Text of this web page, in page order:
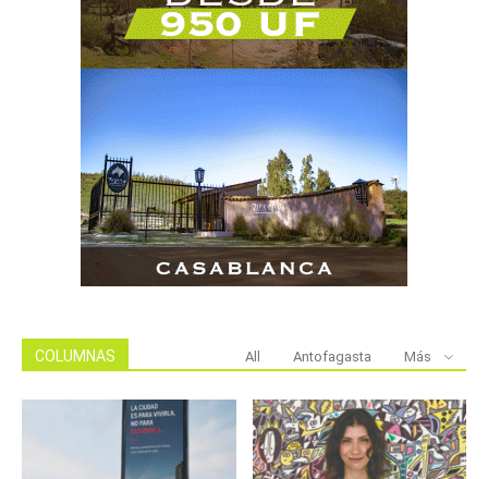
COLUMNAS All Antofagasta Más